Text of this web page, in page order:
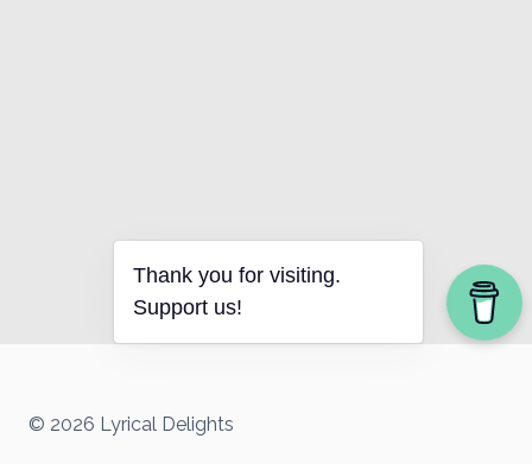
© 2026 Lyrical Delights
Thank you for visiting.
Support us!